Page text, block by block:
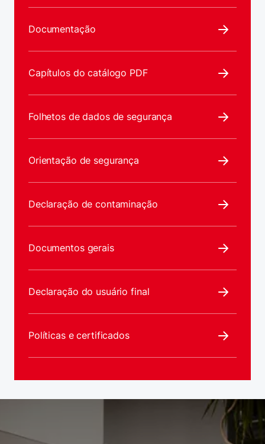
Documentação
Capítulos do catálogo PDF
Folhetos de dados de segurança
Orientação de segurança
Declaração de contaminação
Documentos gerais
Declaração do usuário final
Políticas e certificados